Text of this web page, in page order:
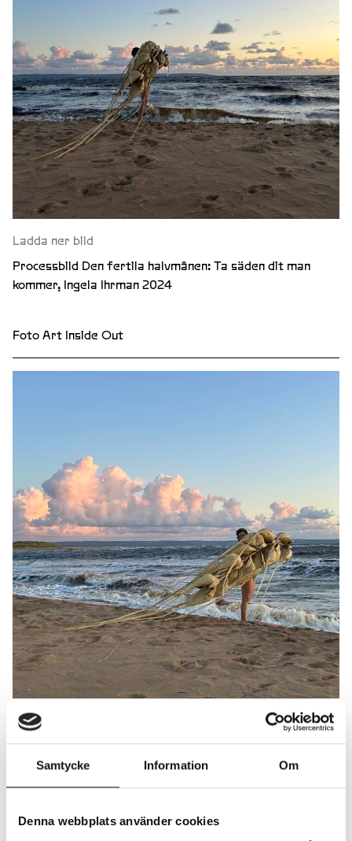
Samtycke Information Om
Denna webbplats använder cookies
Ladda ner bild
Processbild Den fertila halvmånen: Ta säden dit man
kommer, Ingela Ihrman 2024
Foto Art Inside Out
Ladda ner bild
Processbild Den fertila halvmånen: Ta säden dit man
kommer, Ingela Ihrman 2024
Foto Art Inside Out